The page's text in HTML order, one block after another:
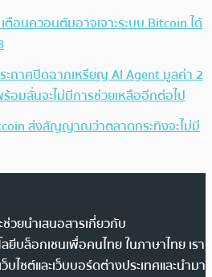
ตือนควอนตัมอาจเจาะระบบ Bitcoin ได้
กาศปิดฉากเหรียญ AI Agent มูลค่า 2
อมลั่นจะไม่มีการช่วยเหลืออีกต่อไป
ส่งสัญญาณว่าตลาดกระทิงจะไม่มี
วยนำเสนอสารเกี่ยวกับ
ยีบล็อกเชนเพื่อคนไทย ในภาษาไทย เรา
ไซต์และเว็บบอร์ดต่างประเทศและนำมา